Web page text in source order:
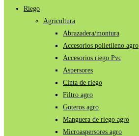
Riego
Agricultura
Abrazadera/montura
Accesorios polietileno agro
Accesorios riego Pvc
Aspersores
Cinta de riego
Filtro agro
Goteros agro
Manguera de riego agro
Microaspersores agro